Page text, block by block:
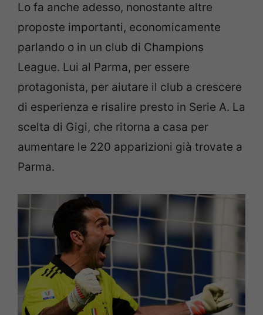
Lo fa anche adesso, nonostante altre
proposte importanti, economicamente
parlando o in un club di Champions
League. Lui al Parma, per essere
protagonista, per aiutare il club a crescere
di esperienza e risalire presto in Serie A. La
scelta di Gigi, che ritorna a casa per
aumentare le 220 apparizioni già trovate a
Parma.